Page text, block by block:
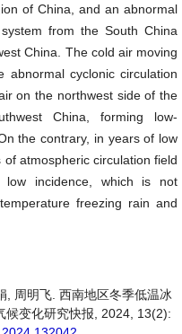
of China, and an abnormal
from the South China
China. The cold air moving
cyclonic circulation
on the northwest side of the
China, forming low-
the contrary, in years of low
atmospheric circulation field
incidence, which is not
freezing rain and
, 周明飞. 西南地区冬季低温冰
候变化研究快报, 2024, 13(2):